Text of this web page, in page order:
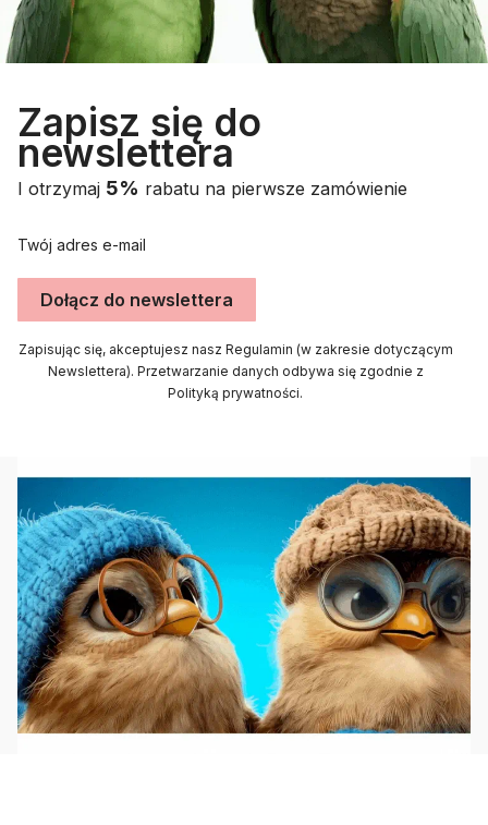
Zapisz się do
newslettera
I otrzymaj 5% rabatu na pierwsze zamówienie
Twój adres e-mail
Dołącz do newslettera
Zapisując się, akceptujesz nasz Regulamin (w zakresie dotyczącym
Newslettera). Przetwarzanie danych odbywa się zgodnie z
Polityką prywatności.